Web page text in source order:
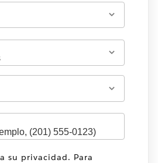
su privacidad. Para